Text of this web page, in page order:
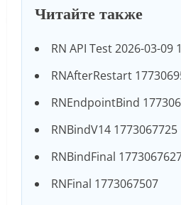
Читайте также
RN API Test 2026-03-09
RNAfterRestart
RNEndpointBind
RNBindV14 1773067725
RNBindFinal
RNFinal 1773067507